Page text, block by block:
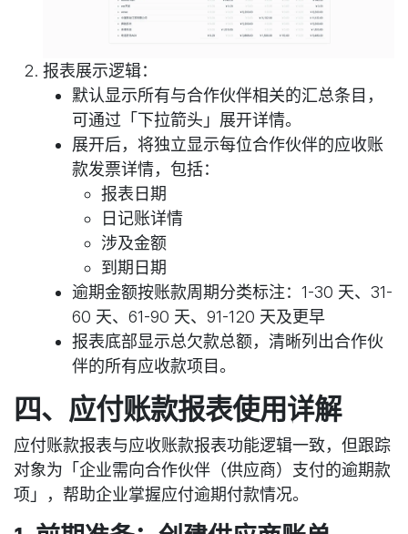
报表展示逻辑：
默认显示所有与合作伙伴相关的汇总条目，
可通过「下拉箭头」展开详情。
展开后，将独立显示每位合作伙伴的应收账
款发票详情，包括：
报表日期
日记账详情
涉及金额
到期日期
逾期金额按账款周期分类标注：1-30 天、31-
60 天、61-90 天、91-120 天及更早
报表底部显示总欠款总额，清晰列出合作伙
伴的所有应收款项目。
四、应付账款报表使用详解
应付账款报表与应收账款报表功能逻辑一致，但跟踪
对象为「企业需向合作伙伴（供应商）支付的逾期款
项」，帮助企业掌握应付逾期付款情况。